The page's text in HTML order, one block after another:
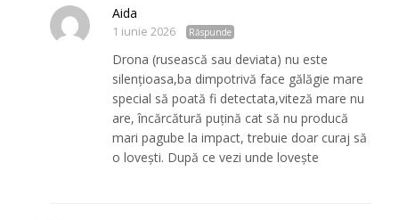
Aida
1 iunie 2026 Răspunde
Drona (rusească sau deviata) nu este
silențioasa,ba dimpotrivă face gălăgie mare
special să poată fi detectata,viteză mare nu
are, încărcătură puțină cat să nu producă
mari pagube la impact, trebuie doar curaj să
o lovești. După ce vezi unde lovește